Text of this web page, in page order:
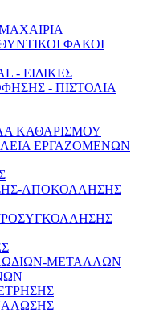
ΦΑΚΟΙ
- ΕΙΔΙΚΕΣ
- ΠΙΣΤΟΛΙΑ
ΚΑΘΑΡΙΣΜΟΥ
ΕΡΓΑΖΟΜΕΝΩΝ
ΑΠΟΚΟΛΛΗΣΗΣ
ΜΕΤΑΛΛΩΝ